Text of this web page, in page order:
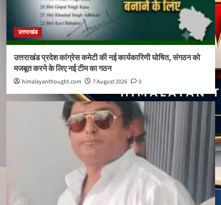
उत्तराखंड
उत्तराखंड प्रदेश कांग्रेस कमेटी की नई कार्यकारिणी घोषित, संगठन को
मजबूत करने के लिए नई टीम का गठन
himalayanthought.com 7 August 2026 0